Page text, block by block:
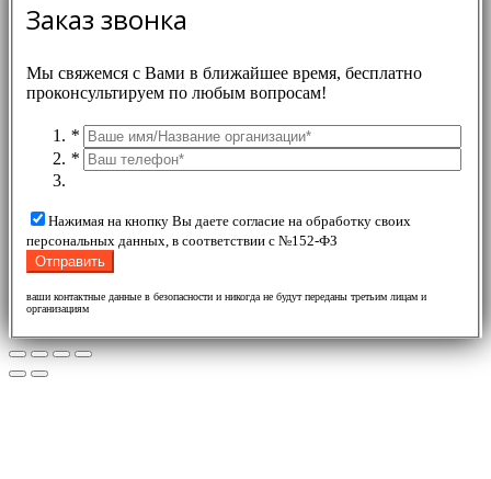
Заказ звонка
Мы свяжемся с Вами в ближайшее время, бесплатно
проконсультируем по любым вопросам!
*
*
Нажимая на кнопку Вы даете согласие на обработку своих
персональных данных, в соответствии с №152-ФЗ
ваши контактные данные в безопасности и никогда не будут переданы третьим лицам и
организациям